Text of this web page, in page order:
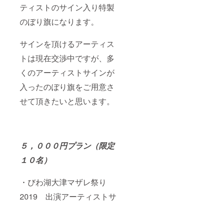
ティストのサイン入り特製
のぼり旗になります。
サインを頂けるアーティス
トは現在交渉中ですが、多
くのアーティストサインが
入ったのぼり旗をご用意さ
せて頂きたいと思います。
５，０００円プラン（限定
１０名）
・びわ湖大津マザレ祭り
2019 出演アーティストサ